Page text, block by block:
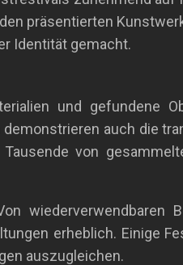
präsentierten
Identität gemacht.
und gefundene
auch die
von
wiederverwendbaren
erheblich. Einige
auszugleichen.